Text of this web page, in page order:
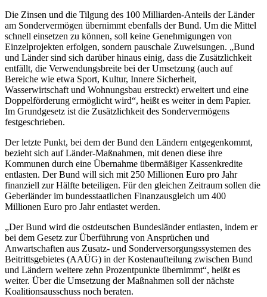
Die Zinsen und die Tilgung des 100 Milliarden-Anteils der Länder
am Sondervermögen übernimmt ebenfalls der Bund. Um die Mittel
schnell einsetzen zu können, soll keine Genehmigungen von
Einzelprojekten erfolgen, sondern pauschale Zuweisungen. „Bund
und Länder sind sich darüber hinaus einig, dass die Zusätzlichkeit
entfällt, die Verwendungsbreite bei der Umsetzung (auch auf
Bereiche wie etwa Sport, Kultur, Innere Sicherheit,
Wasserwirtschaft und Wohnungsbau erstreckt) erweitert und eine
Doppelförderung ermöglicht wird“, heißt es weiter in dem Papier.
Im Grundgesetz ist die Zusätzlichkeit des Sondervermögens
festgeschrieben.
Der letzte Punkt, bei dem der Bund den Ländern entgegenkommt,
bezieht sich auf Länder-Maßnahmen, mit denen diese ihre
Kommunen durch eine Übernahme übermäßiger Kassenkredite
entlasten. Der Bund will sich mit 250 Millionen Euro pro Jahr
finanziell zur Hälfte beteiligen. Für den gleichen Zeitraum sollen die
Geberländer im bundesstaatlichen Finanzausgleich um 400
Millionen Euro pro Jahr entlastet werden.
„Der Bund wird die ostdeutschen Bundesländer entlasten, indem er
bei dem Gesetz zur Überführung von Ansprüchen und
Anwartschaften aus Zusatz- und Sonderversorgungssystemen des
Beitrittsgebietes (AAÜG) in der Kostenaufteilung zwischen Bund
und Ländern weitere zehn Prozentpunkte übernimmt“, heißt es
weiter. Über die Umsetzung der Maßnahmen soll der nächste
Koalitionsausschuss noch beraten.